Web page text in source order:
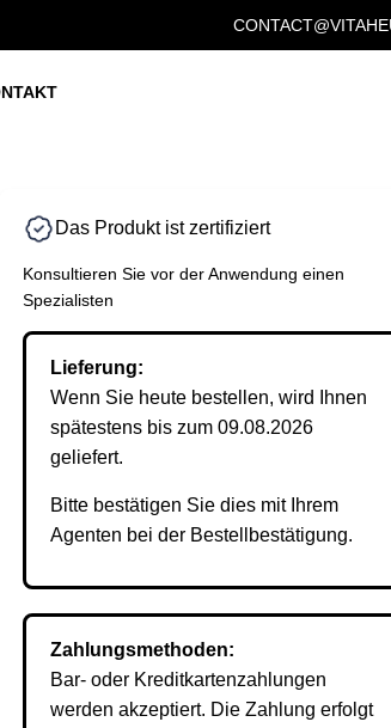
Das Produkt ist zertifiziert
Konsultieren Sie vor der Anwendung einen
Spezialisten
Lieferung:
Wenn Sie heute bestellen, wird Ihnen
spätestens bis zum 09.08.2026
geliefert.
Bitte bestätigen Sie dies mit Ihrem
Agenten bei der Bestellbestätigung.
Zahlungsmethoden:
Bar- oder Kreditkartenzahlungen
werden akzeptiert. Die Zahlung erfolgt